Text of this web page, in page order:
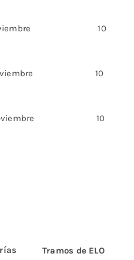
10
10
10
Tramos de ELO